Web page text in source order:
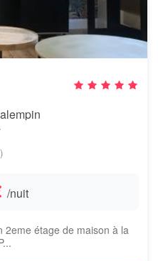
/nuit
2eme étage de maison à la